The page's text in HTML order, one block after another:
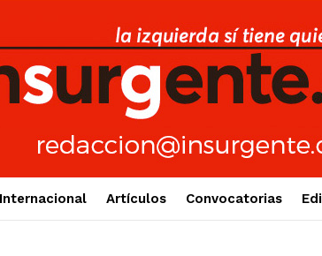
Internacional Artículos Convocatorias